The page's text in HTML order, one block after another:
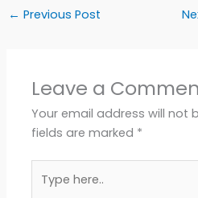
a
h
s
A
r
m
l
← Previous Post
Leave a
Your email address will not
fields are marked *
here..